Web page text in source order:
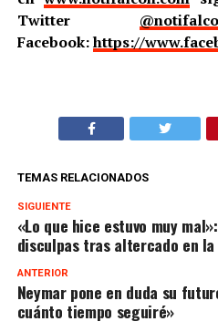
Twitter
Facebook:https://
TEMAS RELACIONADOS
SIGUIENTE
«Lo que hice estuvo muy
disculpas tras altercado en
ANTERIOR
Neymar pone en duda su
cuánto tiempo seguiré»